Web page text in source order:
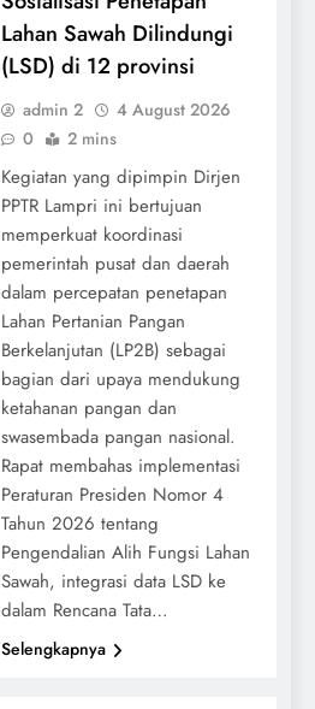
Lahan Sawah Dilindungi
(LSD) di 12 provinsi
admin 2
4 August 2026
0
2 mins
Kegiatan yang dipimpin Dirjen
PPTR Lampri ini bertujuan
memperkuat koordinasi
pemerintah pusat dan daerah
dalam percepatan penetapan
Lahan Pertanian Pangan
Berkelanjutan (LP2B) sebagai
bagian dari upaya mendukung
ketahanan pangan dan
swasembada pangan nasional.
Rapat membahas implementasi
Peraturan Presiden Nomor 4
Tahun 2026 tentang
Pengendalian Alih Fungsi Lahan
Sawah, integrasi data LSD ke
dalam Rencana Tata…
Selengkapnya